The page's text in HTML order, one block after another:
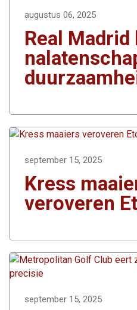
augustus 06, 2025
Real
september 15, 2025
Kress
veroveren
september 15, 2025